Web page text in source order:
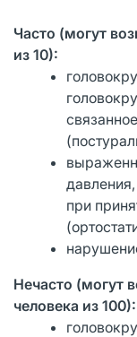
Часто (могут
из 10):
при
Нечасто (могут
человека из 100):